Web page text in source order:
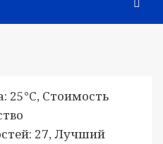
25°C, Стоимость
27, Лучший